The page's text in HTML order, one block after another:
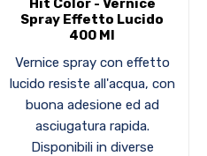
Hit Color - Vernice
Spray Effetto Lucido
400 Ml
Vernice spray con effetto
lucido resiste all'acqua, con
buona adesione ed ad
asciugatura rapida.
Disponibili in diverse